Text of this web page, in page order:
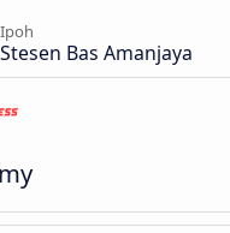
Ipoh
Stesen Bas Amanjaya